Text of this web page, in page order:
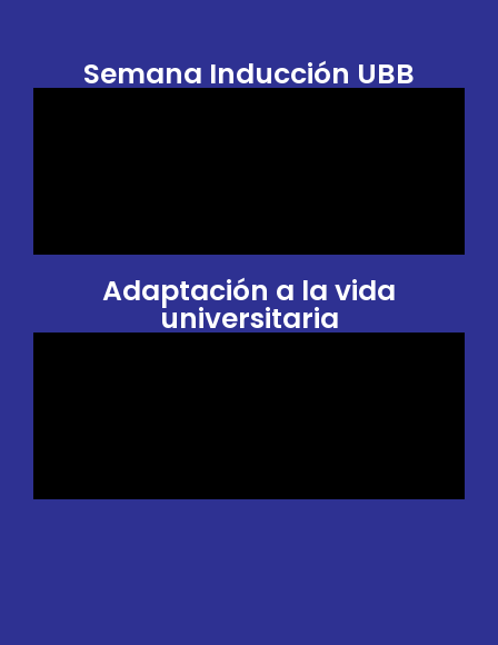
Semana Inducción UBB
Adaptación a la vida
universitaria